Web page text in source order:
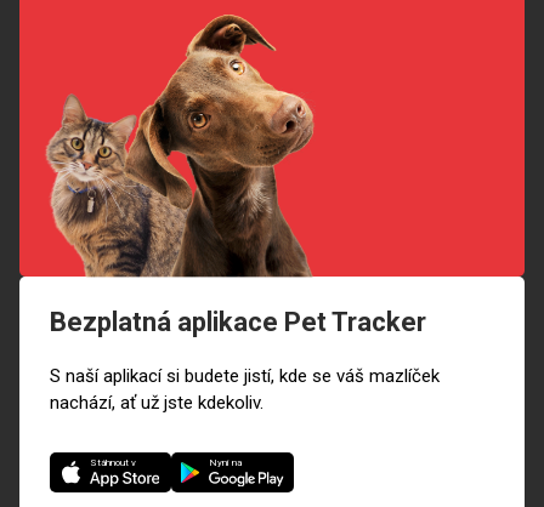
Bezplatná aplikace Pet Tracker
S naší aplikací si budete jistí, kde se váš mazlíček
nachází, ať už jste kdekoliv.
Stáhnout v Nyní na